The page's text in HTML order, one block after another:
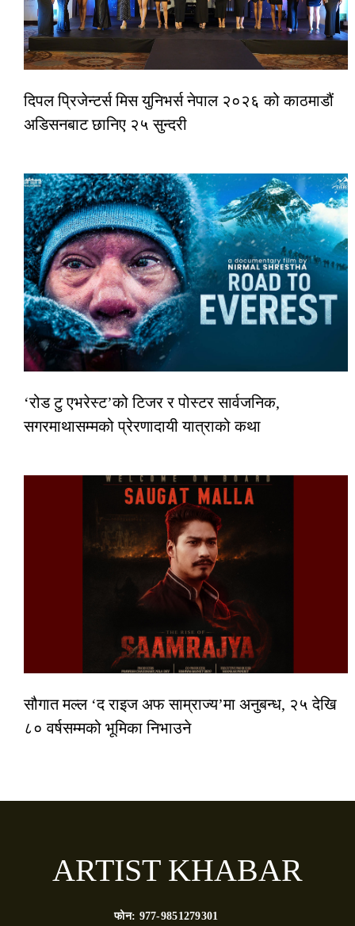
दिपल प्रिजेन्टर्स मिस युनिभर्स नेपाल २०२६ को काठमाडौं
अडिसनबाट छानिए २५ सुन्दरी
‘रोड टु एभरेस्ट’को टिजर र पोस्टर सार्वजनिक,
सगरमाथासम्मको प्रेरणादायी यात्राको कथा
सौगात मल्ल ‘द राइज अफ साम्राज्य’मा अनुबन्ध, २५ देखि
८० वर्षसम्मको भूमिका निभाउने
ARTIST KHABAR
फोन: 977-9851279301